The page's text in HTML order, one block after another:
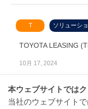
T ソリューシ
TOYOTA LEASING
10月 17, 2024
本ウェブサイトでは
当社のウェブサイト